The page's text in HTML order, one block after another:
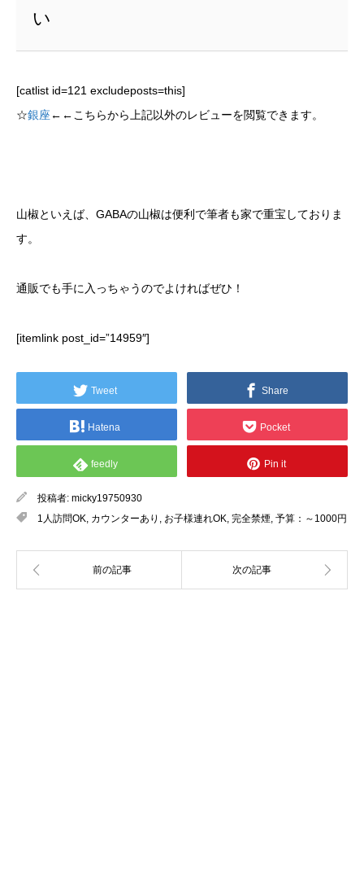
い
[catlist id=121 excludeposts=this]
☆銀座 ←←こちらから上記以外のレビューを閲覧できます。
山椒といえば、GABAの山椒は便利で筆者も家で重宝しておりま
す。
通販でも手に入っちゃうのでよければぜひ！
[itemlink post_id=”14959″]
Tweet Share
Hatena Pocket
feedly Pin it
投稿者: micky19750930
1人訪問OK, カウンターあり , お子様連れOK, 完全禁煙, 予算：～1000円